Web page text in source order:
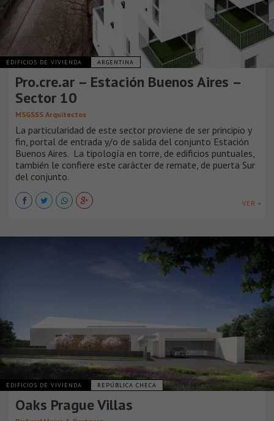
EDIFICIOS DE VIVIENDA ARGENTINA
Pro.cre.ar – Estación Buenos Aires –
Sector 10
MSGSSS Arquitectos
La particularidad de este sector proviene de ser principio y
fin, portal de entrada y/o de salida del conjunto Estación
Buenos Aires. La tipología en torre, de edificios puntuales,
también le confiere este carácter de remate, de puerta Sur
del conjunto.
VER +
EDIFICIOS DE VIVIENDA REPÚBLICA CHECA
Oaks Prague Villas